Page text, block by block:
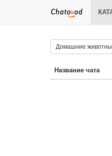
Домашние
Название чата